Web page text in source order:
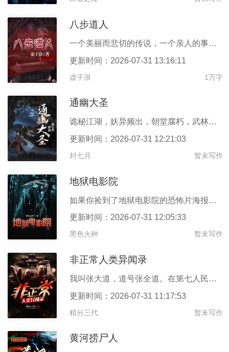
八步道人
一个美丽而悲切的传说，一个亲人的事迹，是它改变了我的一生。传统
更新时间：2026-07-31 13:16:11
虚子浪 1万字
通幽大圣
诡秘江湖，妖异频出，朝堂腐朽，武林世家，群雄并起。这是一个没有
更新时间：2026-07-31 12:21:03
封七月 暂未写作
地狱电影院
如果你捡到了地狱电影院的恐怖片海报，你将会发现，你的名字会出现
更新时间：2026-07-31 12:05:33
黑色火种 暂未写作
非正常人类异闻录
我叫张大道，道号张全道。在第七人民医院被人研究！……贫道张全道
更新时间：2026-07-31 11:17:53
精分三代 暂未写作
黄河捞尸人